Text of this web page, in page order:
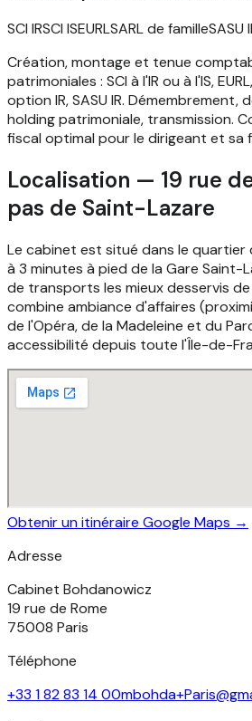
SCI IRSCI ISEURLSARL de familleSASU
Création, montage et tenue
patrimoniales : SCI à l'IR ou à l'IS,
option IR, SASU IR.
holding patrimoniale, transmission.
fiscal optimal pour le dirigeant et sa
Localisation — 19 rue
pas de Saint-Lazare
Le cabinet est situé dans le quartier
à 3 minutes à pied de la Gare Saint-
de transports les mieux desservis
combine ambiance d'affaires
de l'Opéra, de la Madeleine et du
accessibilité depuis toute l'Île-de-
Obtenir un itinéraire Google Maps →
Adresse
Cabinet Bohdanowicz
19 rue de Rome
75008 Paris
Téléphone
+33 1 82 83 14 00